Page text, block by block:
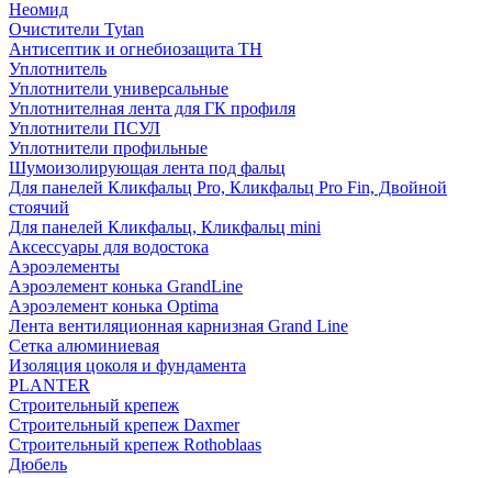
Неомид
Очистители Tytan
Антисептик и огнебиозащита ТН
Уплотнитель
Уплотнители универсальные
Уплотнителная лента для ГК профиля
Уплотнители ПСУЛ
Уплотнители профильные
Шумоизолирующая лента под фальц
Для панелей Кликфальц Pro, Кликфальц Pro Fin, Двойной
стоячий
Для панелей Кликфальц, Кликфальц mini
Аксессуары для водостока
Аэроэлементы
Аэроэлемент конька GrandLine
Аэроэлемент конька Optima
Лента вентиляционная карнизная Grand Line
Сетка алюминиевая
Изоляция цоколя и фундамента
PLANTER
Строительный крепеж
Строительный крепеж Daxmer
Строительный крепеж Rothoblaas
Дюбель